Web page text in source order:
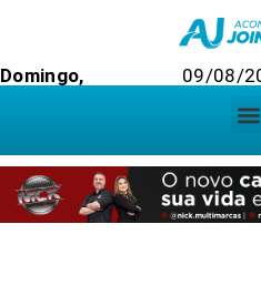
Domingo, 09/08/